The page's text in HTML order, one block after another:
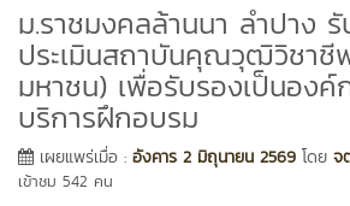
ม.ราชมงคลล้านนา ลำปาง
ประเมินสถาบันคุณวุฒิวิชาชี
มหาชน) เพื่อรับรองเป็นองค์
บริการฝึกอบรม
เผยแพร่เมื่อ : อังคาร 2 มิถุนายน 2569 โดย จ
เข้าชม 542 คน